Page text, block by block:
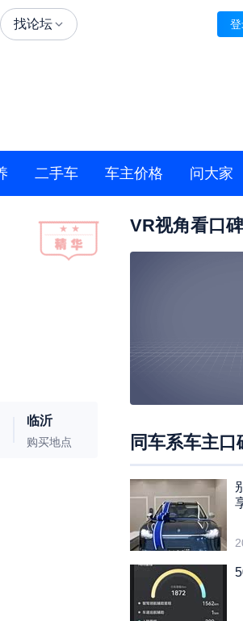
找论坛
二手车 车主价格 问大家
临沂
购买地点
VR视角看口碑
同车系车主口